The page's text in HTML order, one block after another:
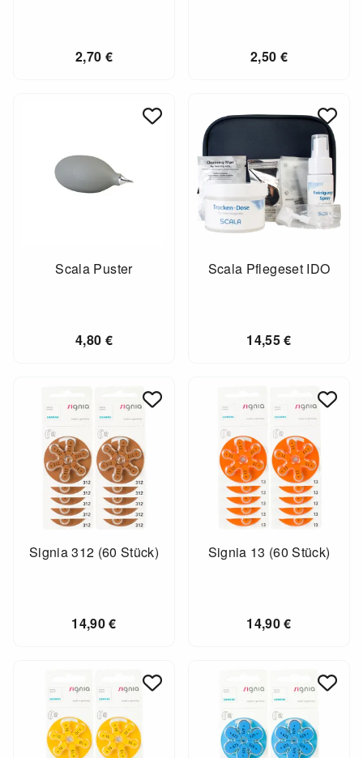
2,70 € 2,50 €
Scala Puster
4,80 €
Scala Pflegeset IDO
14,55€
Signia 312 (60 Stück)
14,90€
Signia 13 (60 Stück)
14,90€